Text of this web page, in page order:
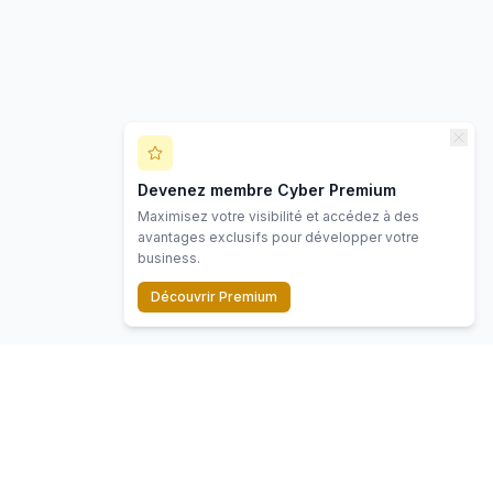
Devenez membre Cyber Premium
Maximisez votre visibilité et accédez à des
avantages exclusifs pour développer votre
business.
Découvrir Premium